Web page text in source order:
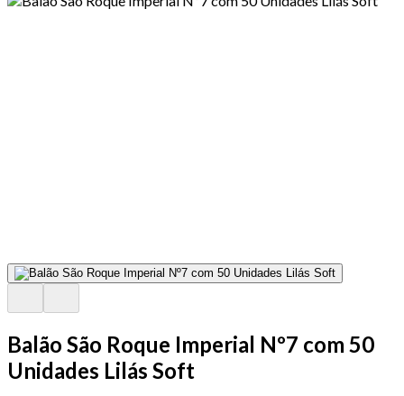
Balão São Roque Imperial Nº7 com 50
Unidades Lilás Soft